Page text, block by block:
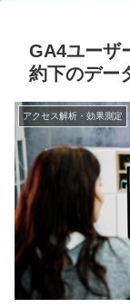
GA4ユーザ
約下のデー
アクセス解析・効果測定